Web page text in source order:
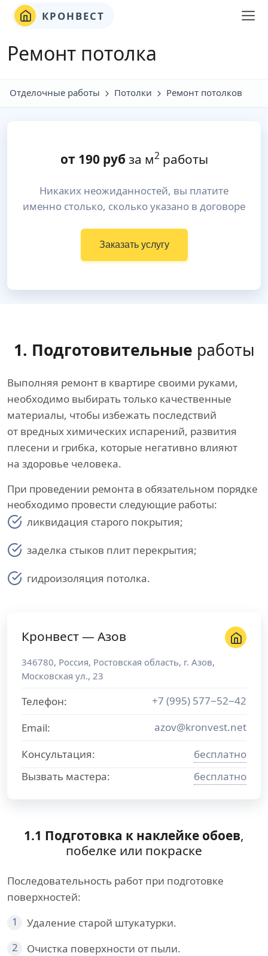
КРОНВЕСТ
Ремонт потолка
Отделочные работы Потолки Ремонт потолков
от 190руб за м2работы
Никаких неожиданностей, вы платите
именно столько, сколько указано в договоре
Заказать услугу
1. Подготовительные работы
Выполняя ремонт в квартире своими руками,
необходимо выбирать только качественные
материалы, чтобы избежать последствий
от вредных химических испарений, развития
плесени и грибка, которые негативно влияют
на здоровье человека.
При проведении ремонта в обязательном порядке
необходимо провести следующие работы:
ликвидация старого покрытия;
заделка стыков плит перекрытия;
гидроизоляция потолка.
Кронвест — Азов
346780, Россия, Ростовская область, г. Азов,
Московская ул., 23
Телефон:
+7 (995) 577−52−42
Email:
azov@kronvest.net
Консультация:
бесплатно
Вызвать мастера:
бесплатно
1.1 Подготовка к наклейке обоев,
побелке или покраске
Последовательность работ при подготовке
поверхностей:
1
Удаление старой штукатурки.
2
Очистка поверхности от пыли.